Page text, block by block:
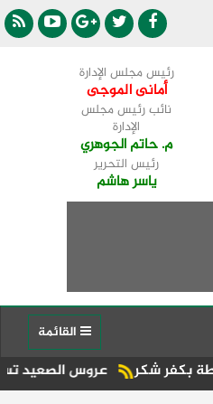
رئيس مجلس الإدارة
أمانى الموجى
نائب رئيس مجلس
الإدارة
م. حاتم الجوهري
رئيس التحرير
ياسر هاشم
عروس الصعيد تستضيف أول